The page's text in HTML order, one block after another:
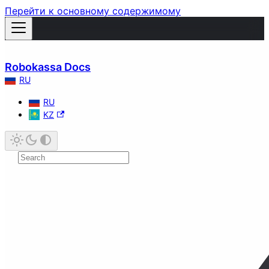
Перейти к основному содержимому
Robokassa Docs
RU
RU
KZ